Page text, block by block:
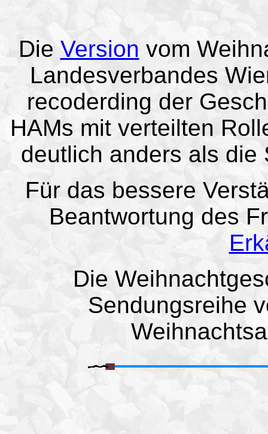
Die Version vom
Landesverbandes
recoderding der
HAMs mit verteilten
deutlich anders als die
Für das bessere
Beantwortung des
Die
Sendungsreihe